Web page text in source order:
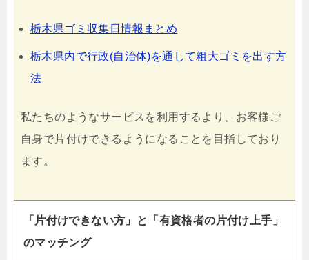
栃木県ゴミ収集日情報まとめ
栃木県内で行政(自治体)を通して粗大ゴミを出す方
法
私たちのようなサービスを利用するより、お客様ご
自身で片付けできるようになることを目指しており
ます。
「片付けできない方」と「有資格者の片付け上手」
のマッチング